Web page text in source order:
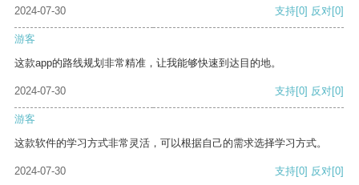
2024-07-30
支持[0] 反对[0]
游客
这款app的路线规划非常精准，让我能够快速到达目的地。
2024-07-30 支持[0] 反对[0]
游客
这款软件的学习方式非常灵活，可以根据自己的需求选择学习方式。
2024-07-30 支持[0] 反对[0]